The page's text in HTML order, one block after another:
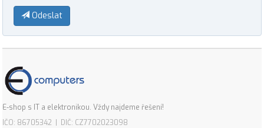
Odeslat
E-shop s IT a elektronikou. Vždy najdeme řešení!
IČO: 86705342 | DIČ: CZ7702023098